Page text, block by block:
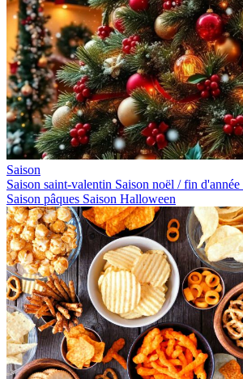
Saison
Saison saint-valentin Saison noël / fin d'année
Saison pâques Saison Halloween